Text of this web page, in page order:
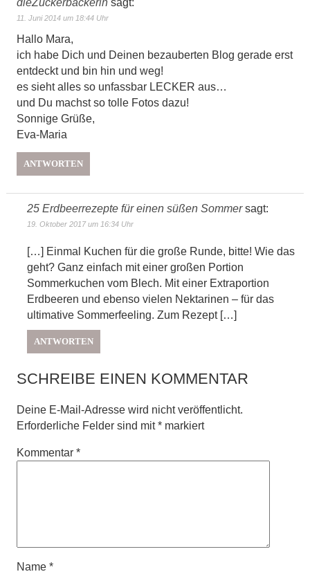
dieZuckerbäckerin sagt:
11. Juni 2014 um 18:44 Uhr
Hallo Mara,
ich habe Dich und Deinen bezauberten Blog gerade erst
entdeckt und bin hin und weg!
es sieht alles so unfassbar LECKER aus…
und Du machst so tolle Fotos dazu!
Sonnige Grüße,
Eva-Maria
ANTWORTEN
25 Erdbeerrezepte für einen süßen Sommer sagt:
19. Oktober 2017 um 16:34 Uhr
[…] Einmal Kuchen für die große Runde, bitte! Wie das
geht? Ganz einfach mit einer großen Portion
Sommerkuchen vom Blech. Mit einer Extraportion
Erdbeeren und ebenso vielen Nektarinen – für das
ultimative Sommerfeeling. Zum Rezept […]
ANTWORTEN
SCHREIBE EINEN KOMMENTAR
Deine E-Mail-Adresse wird nicht veröffentlicht.
Erforderliche Felder sind mit*markiert
Kommentar *
Name *